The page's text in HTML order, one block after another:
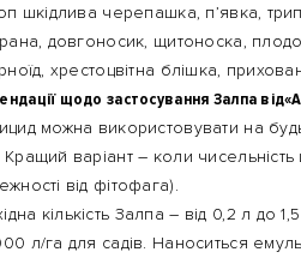
шкідлива черепашка, п’явка,
довгоносик, щитоноска,
хрестоцвітна блішка,
щодо застосування Залпа
можна використовувати на
Кращий варіант – коли
від фітофага).
кількість Залпа – від 0,2 л до
л/га для садів. Наноситься